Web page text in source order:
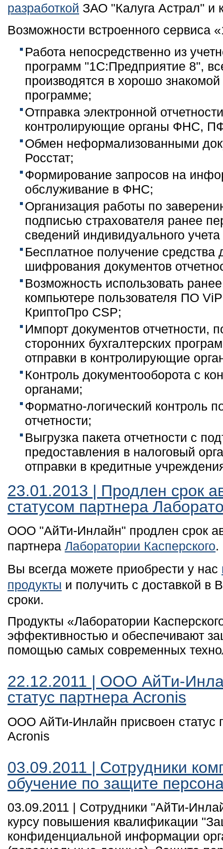
разработкой ЗАО "Калуга Астрал" и
Возможности встроенного сервиса
Работа непосредственно из
программ "1С:Предприятие 8",
производятся в хорошо
программе;
Отправка электронной
контролирующие органы ФНС,
Обмен неформализованными
Росстат;
Формирование запросов на
обслуживание в ФНС;
Организация работы по
подписью страхователя ранее
сведений индивидуального
Бесплатное получение средства
шифрования документов
Возможность использовать
компьютере пользователя ПО
КриптоПро CSP;
Импорт документов отчетности,
сторонних бухгалтерских
отправки в контролирующие
Контроль документооборота с
органами;
Форматно-логический контроль
отчетности;
Выгрузка пакета отчетности с
предоставления в налоговый
отправки в кредитные
23.01.2013 | Продлен срок
статусом партнера
ООО "АйТи-Инлайн" продлен срок
партнера Лаборатории Касперского.
Вы всегда можете приобрести у нас
продукты и получить с доставкой
сроки.
Продукты «Лаборатории
эффективностью и обеспечивают
помощью самых современных
22.12.2011 | ООО АйТи-
статус партнера Acronis
ООО АйТи-Инлайн присвоен статус
Acronis
03.09.2011 | Сотрудники
обучение по защите
03.09.2011 | Сотрудники "АйТи-
курсу повышения квалификации
конфиденциальной информации